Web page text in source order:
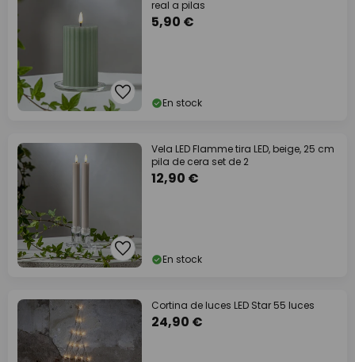
real a pilas
5,90 €
En stock
Vela LED Flamme tira LED, beige, 25 cm
pila de cera set de 2
12,90 €
En stock
Cortina de luces LED Star 55 luces
24,90 €